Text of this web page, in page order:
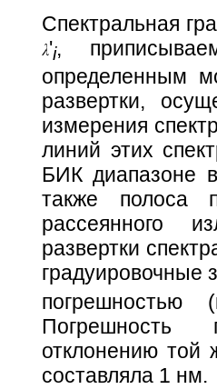
Спектральная
'i,
определенным
развертки,
измерения
линий этих
БИК диапазоне в
также полоса
рассеянного
развертки
градуировочные
погрешностью
Погрешность
отклонению той
составляла 1 нм.